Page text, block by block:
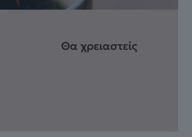
Θα χρειαστείς